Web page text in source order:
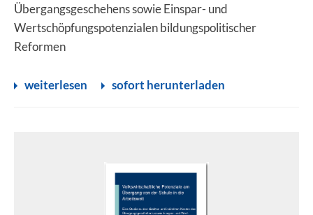
Übergangsgeschehens sowie Einspar- und
Wertschöpfungspotenzialen bildungspolitischer
Reformen
weiterlesen sofort herunterladen